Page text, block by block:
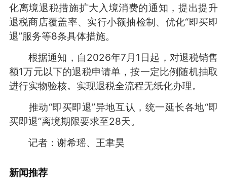
化离境退税措施扩大入境消费的通知，提出提升
退税商店覆盖率、实行小额抽检制、优化“即买即
退”服务等8条具体措施。
根据通知，自2026年7月1日起，对退税销售
额1万元以下的退税申请单，按一定比例随机抽取
进行实物验核。实现退税全流程无纸化办理。
推动“即买即退”异地互认，统一延长各地“即
买即退”离境期限要求至28天。
记者：谢希瑶、王聿昊
新闻推荐